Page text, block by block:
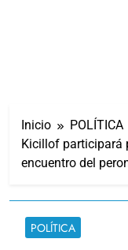
Inicio
POLÍTICA
Kicillof participará
encuentro del
POLÍTICA